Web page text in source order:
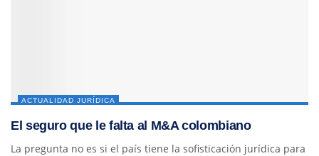
ACTUALIDAD JURÍDICA
El seguro que le falta al M&A colombiano
La pregunta no es si el país tiene la sofisticación jurídica para